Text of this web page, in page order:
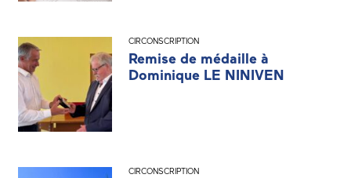
CIRCONSCRIPTION
Remise de médaille à
Dominique LE NINIVEN
CIRCONSCRIPTION